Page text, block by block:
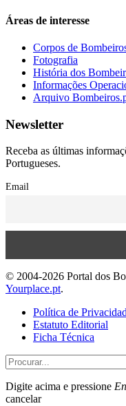
Áreas de interesse
Corpos de
Fotografia
História dos
Informações
Arquivo
Newsletter
Receba as últimas
Portugueses.
Email
© 2004-2026 Portal dos
Yourplace.pt.
Política de
Estatuto Editorial
Ficha Técnica
Digite acima e pressione
cancelar